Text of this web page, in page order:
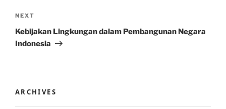
Next
Post
NEXT
Kebijakan Lingkungan dalam Pembangunan Negara
Indonesia
ARCHIVES